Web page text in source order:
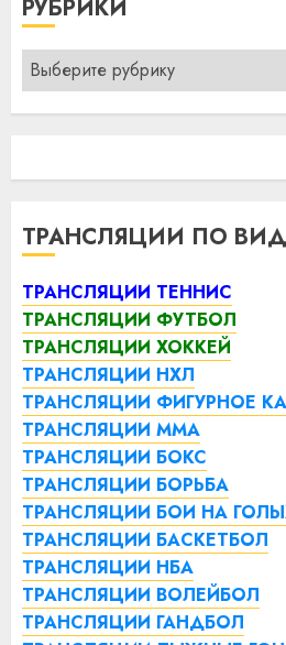
РУБРИКИ
Рубрики
ТРАНСЛЯЦИИ ПО
ТРАНСЛЯЦИИ ТЕННИС
ТРАНСЛЯЦИИ ФУТБОЛ
ТРАНСЛЯЦИИ ХОККЕЙ
ТРАНСЛЯЦИИ НХЛ
ТРАНСЛЯЦИИ ФИГУРНОЕ
ТРАНСЛЯЦИИ ММА
ТРАНСЛЯЦИИ БОКС
ТРАНСЛЯЦИИ БОРЬБА
ТРАНСЛЯЦИИ БОИ НА
ТРАНСЛЯЦИИ БАСКЕТБОЛ
ТРАНСЛЯЦИИ НБА
ТРАНСЛЯЦИИ ВОЛЕЙБОЛ
ТРАНСЛЯЦИИ ГАНДБОЛ